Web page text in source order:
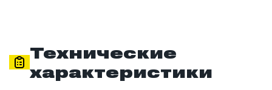
Технические
характеристики